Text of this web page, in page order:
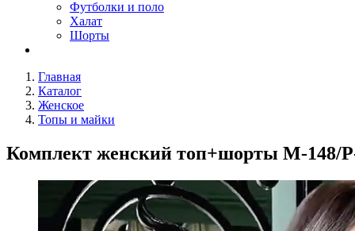
Футболки и поло
Халат
Шорты
Главная
Каталог
Женское
Топы и майки
Комплект женский топ+шорты M-148/